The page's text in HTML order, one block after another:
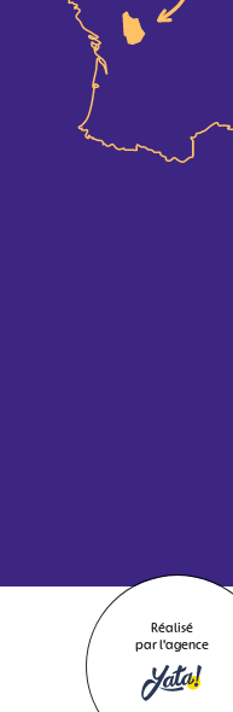
Réalisé
par l'agence